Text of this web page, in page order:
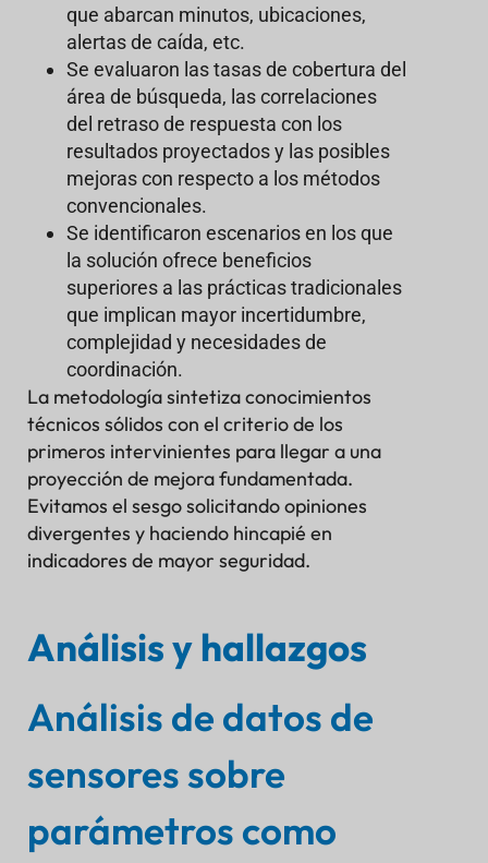
que abarcan minutos, ubicaciones,
alertas de caída, etc.
Se evaluaron las tasas de cobertura del
área de búsqueda, las correlaciones
del retraso de respuesta con los
resultados proyectados y las posibles
mejoras con respecto a los métodos
convencionales.
Se identificaron escenarios en los que
la solución ofrece beneficios
superiores a las prácticas tradicionales
que implican mayor incertidumbre,
complejidad y necesidades de
coordinación.
La metodología sintetiza conocimientos
técnicos sólidos con el criterio de los
primeros intervinientes para llegar a una
proyección de mejora fundamentada.
Evitamos el sesgo solicitando opiniones
divergentes y haciendo hincapié en
indicadores de mayor seguridad.
Análisis y hallazgos
Análisis de datos de
sensores sobre
parámetros como